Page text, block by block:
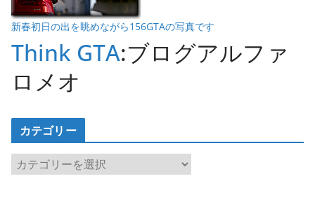
新春初日の出を眺めながら156GTAの写真です
Think GTA:ブログアルファ
ロメオ
カテゴリー
カ
テ